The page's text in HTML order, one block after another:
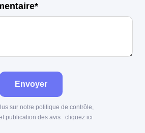
Envoyer
sur notre politique de contrôle,
publication des avis : cliquez ici